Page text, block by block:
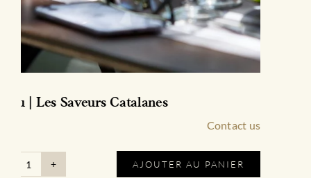
Figures Botaniques – Fig.2 | Grenache &
Syrah
Contact us
AJOUTER AU PANIER